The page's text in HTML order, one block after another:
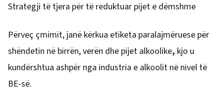
Strategji të tjera për të reduktuar pijet e dëmshme
Përveç çmimit, janë kërkua etiketa paralajmëruese për
shëndetin në birrën, verën dhe pijet alkoolike, kjo u
kundërshtua ashpër nga industria e alkoolit në nivel të
BE-së.